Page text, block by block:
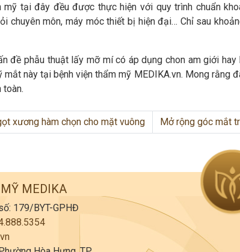
tại đây đều được thực hiện với quy trình chuẩn
chuyên môn, máy móc thiết bị hiện đại… Chỉ sau
đề phẫu thuật lấy mỡ mí có áp dụng chon am giới
mắt này tại bệnh viện thẩm mỹ MEDIKA.vn. Mong rằng
toàn.
xương hàm chọn cho mặt vuông Mở rộng góc mắt
MEDIKA
179/BYT-GPHĐ